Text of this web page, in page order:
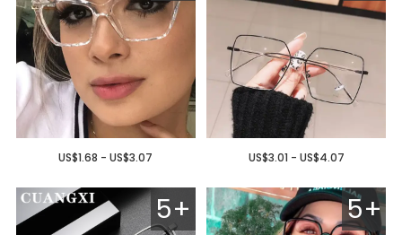
US$1.68 - US$3.07 US$3.01 - US$4.07
5+ 5+